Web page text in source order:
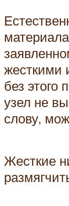
жесткими
без этого
узел не
слову,
Жесткие